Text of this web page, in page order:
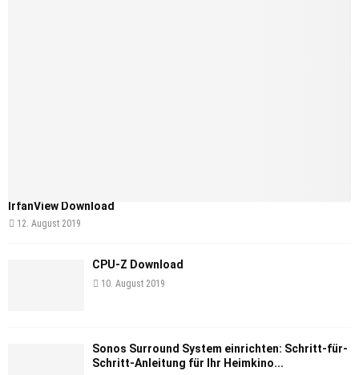
IrfanView Download
12. August 2019
CPU-Z Download
10. August 2019
Sonos Surround System einrichten: Schritt-für-
Schritt-Anleitung für Ihr Heimkino...